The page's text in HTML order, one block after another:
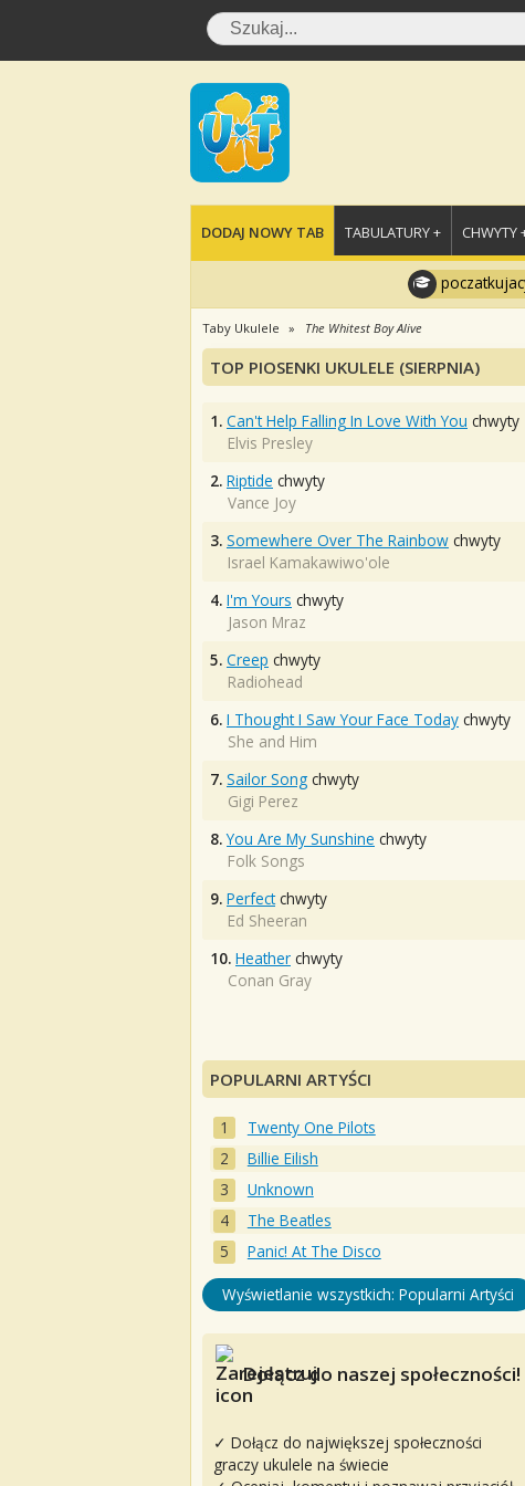
DODAJ NOWY TAB TABULATURY + CHWYTY
Taby Ukulele The Whitest Boy Alive
TOP PIOSENKI UKULELE (SIERPNIA)
1. Can't Help Falling In Love With You chwyty
Elvis Presley
2. Riptide chwyty
Vance Joy
3. Somewhere Over The Rainbow chwyty
Israel Kamakawiwo'ole
4. I'm Yours chwyty
Jason Mraz
5. Creep chwyty
Radiohead
6. I Thought I Saw Your Face Today chwyty
She and Him
7. Sailor Song chwyty
Gigi Perez
8. You Are My Sunshine chwyty
Folk Songs
9. Perfectchwyty
Ed Sheeran
10. Heather chwyty
Conan Gray
POPULARNI ARTYŚCI
Twenty One Pilots
Billie Eilish
Unknown
The Beatles
Panic! At The Disco
Wyświetlanie wszystkich: Popularni Artyści
Dołącz do naszej społeczności!
✓ Dołącz do największej społeczności
graczy ukulele na świecie